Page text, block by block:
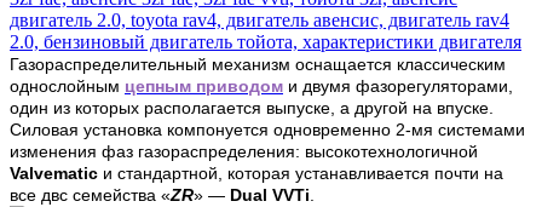
Газораспределительный механизм оснащается классическим
однослойным цепным приводом и двумя фазорегуляторами,
один из которых располагается выпуске, а другой на впуске.
Силовая установка компонуется одновременно 2-мя системами
изменения фаз газораспределения: высокотехнологичной
Valvematic и стандартной, которая устанавливается почти на
все двс семейства «ZR» — Dual VVTi